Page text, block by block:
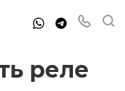
реле